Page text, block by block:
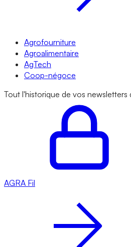
Agrofourniture
Agroalimentaire
AgTech
Coop-négoce
Tout l'historique de vos newsletters
AGRA Fil